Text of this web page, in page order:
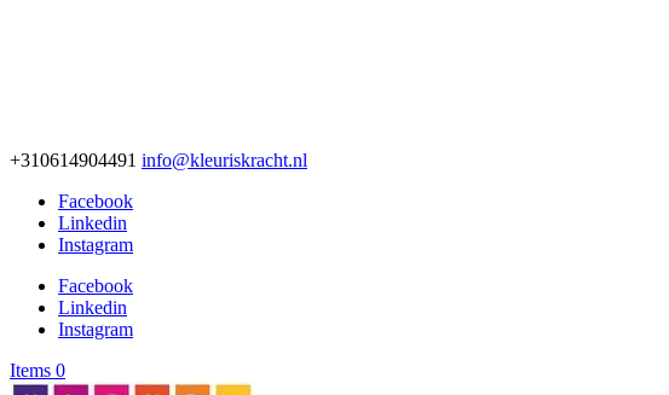
+310614904491 info@kleuriskracht.nl
Facebook
Linkedin
Instagram
Facebook
Linkedin
Instagram
Items 0